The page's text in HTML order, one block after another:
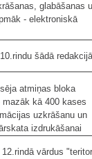
glabāšanas
- elektroniskā
šādā
atmiņas bloka
kā 400 kases
uzkrāšanu un
izdrukāšanai
vārdus